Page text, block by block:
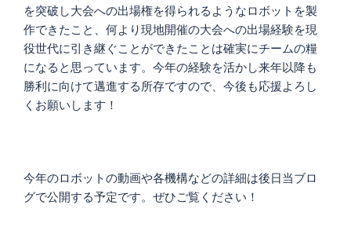
を突破し大会への出場権を得られるようなロボットを製
作できたこと、何より現地開催の大会への出場経験を現
役世代に引き継ぐことができたことは確実にチームの糧
になると思っています。今年の経験を活かし来年以降も
勝利に向けて邁進する所存ですので、今後も応援よろし
くお願いします！
今年のロボットの動画や各機構などの詳細は後日当ブロ
グで公開する予定です。ぜひご覧ください！